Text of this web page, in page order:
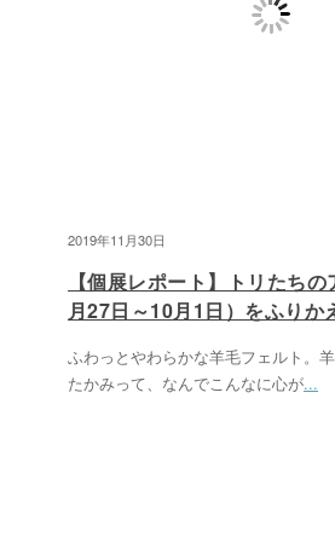
2019年11月30日
【個展レポート】トリたち
月27日～10月1日）をふりか
ふわっとやわらかな羊毛フェルト。
たかみって、なんでこんなに心が...